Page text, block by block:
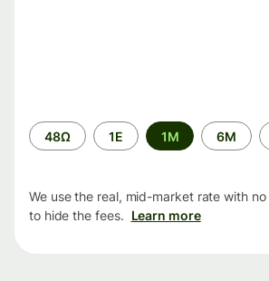
Time
period
48Ω 1Ε 1M 6M
We use the real, mid-market rate with
to hide the fees. Learn more